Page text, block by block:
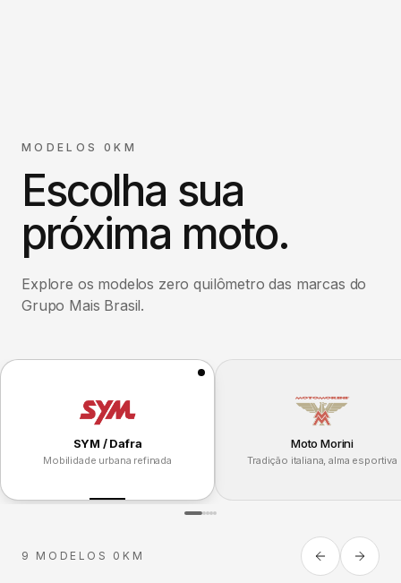
MODELOS 0KM
Escolha sua
próxima moto.
Explore os modelos zero quilômetro das marcas do
Grupo Mais Brasil.
SYM / Dafra
Mobilidade urbana refinada
Moto Morini
Tradição italiana, alma esportiva
9 MODELOS 0KM